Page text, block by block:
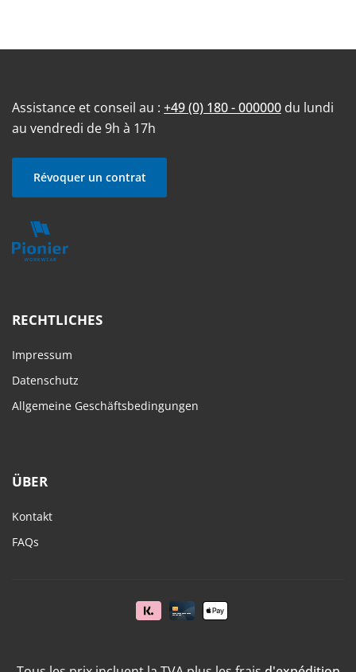
Assistance et conseil au : +49 (0) 180 - 000000 du lundi
au vendredi de 9h à 17h
Révoquer un contrat
RECHTLICHES
Impressum
Datenschutz
Allgemeine Geschäftsbedingungen
ÜBER
Kontakt
FAQs